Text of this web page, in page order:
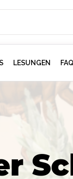
LESUNGEN